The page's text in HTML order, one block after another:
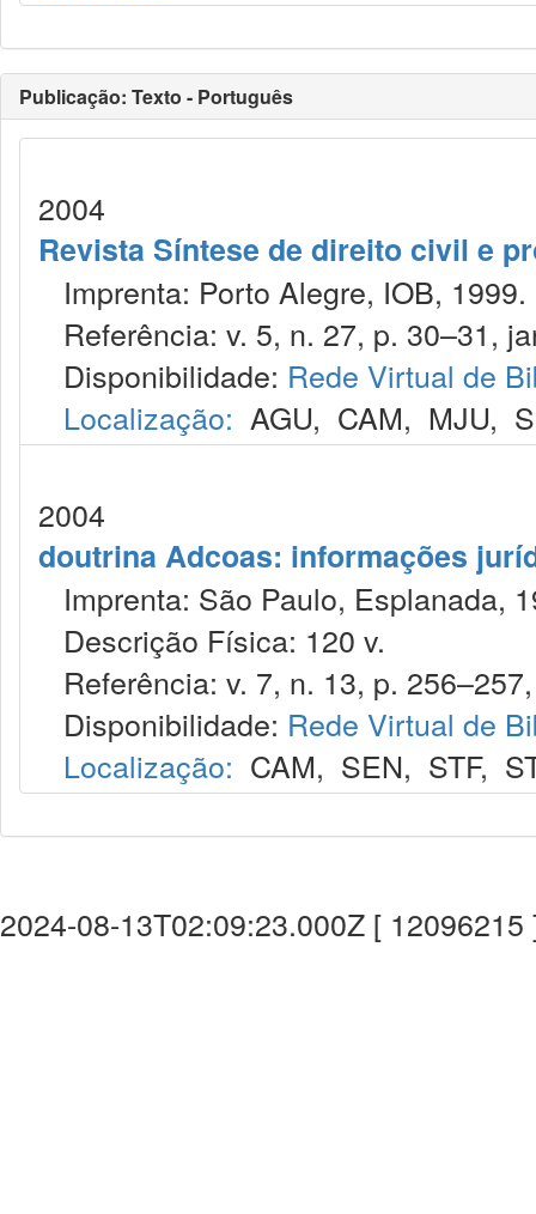
Publicação: Texto - Português
2004
Revista Síntese de direito civil e
Imprenta: Porto Alegre, IOB, 1999.
Referência: v. 5, n. 27, p. 30–31,
Disponibilidade: Rede Virtual de
Localização: AGU, CAM, MJU,
2004
doutrina Adcoas: informações
Imprenta: São Paulo, Esplanada,
Descrição Física: 120 v.
Referência: v. 7, n. 13, p.
Disponibilidade: Rede Virtual de
Localização: CAM, SEN, STF,
2024-08-13T02:09:23.000Z [ 12096215